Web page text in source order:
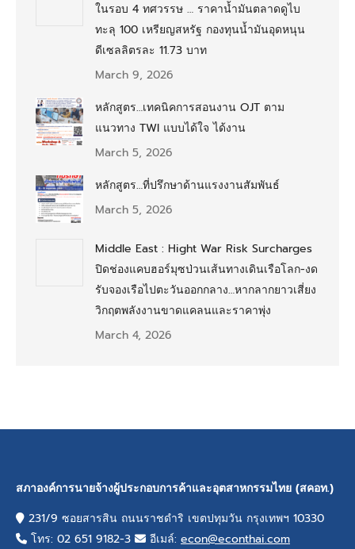
ในรอบ 4 ทศวรรษ … ราคาน้ำมันตลาดดูไบ
ทะลุ 100 เหรียญสหรัฐ กองทุนน้ำมันอุดหนุน
ดีเซลลิตรละ 11.73 บาท
March 9, 2026
หลักสูตร…เทคนิคการสอนงาน OJT ตาม
แนวทาง TWI แบบได้ใจ ได้งาน
March 5, 2026
หลักสูตร…ที่ปรึกษาด้านแรงงานสัมพันธ์
March 5, 2026
Middle East : Hight War Risk Surcharges
ปิดช่องแคบฮอร์มุซป่วนเส้นทางเดินเรือโลก-งด
รับจองเรือไปตะวันออกกลาง…หากลากยาวเสี่ยง
วิกฤตพลังงานขาดแคลนและราคาพุ่ง
March 4, 2026
สภาองค์การนายจ้างผู้ประกอบการค้าและอุตสาหกรรมไทย (สคอท.)
231/9 ซอยสารสิน ถนนราชดำริ เขตปทุมวัน กรุงเทพฯ 10330
โทร: 02 651 9182-3
อีเมล์: econ@econthai.com